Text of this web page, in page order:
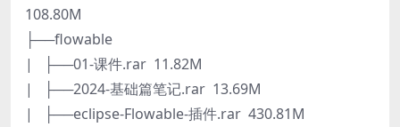
108.80M
├──flowable
| ├──01-课件.rar 11.82M
| ├──2024-基础篇笔记.rar 13.69M
| ├──eclipse-Flowable-插件.rar 430.81M